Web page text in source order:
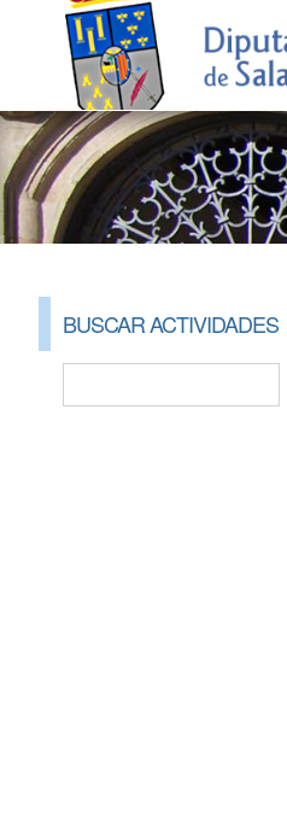
BUSCAR ACTIVIDADES